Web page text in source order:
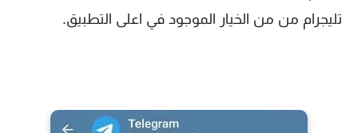
تليجرام من من الخيار الموجود في اعلى التطبيق.